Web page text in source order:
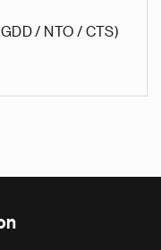
/ NTO / CTS)